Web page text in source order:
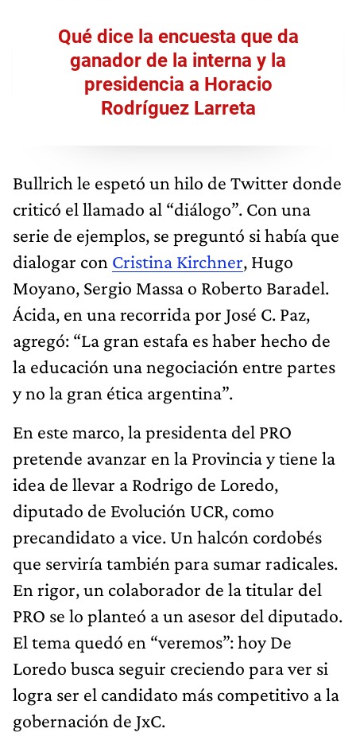
Qué dice la encuesta que da
ganador de la interna y la
presidencia a Horacio
Rodríguez Larreta
Bullrich le espetó un hilo de Twitter donde
criticó el llamado al “diálogo”. Con una
serie de ejemplos, se preguntó si había que
dialogar con Cristina Kirchner, Hugo
Moyano, Sergio Massa o Roberto Baradel.
Ácida, en una recorrida por José C. Paz,
agregó: “La gran estafa es haber hecho de
la educación una negociación entre partes
y no la gran ética argentina”.
En este marco, la presidenta del PRO
pretende avanzar en la Provincia y tiene la
idea de llevar a Rodrigo de Loredo,
diputado de Evolución UCR, como
precandidato a vice. Un halcón cordobés
que serviría también para sumar radicales.
En rigor, un colaborador de la titular del
PRO se lo planteó a un asesor del diputado.
El tema quedó en “veremos”: hoy De
Loredo busca seguir creciendo para ver si
logra ser el candidato más competitivo a la
gobernación de JxC.